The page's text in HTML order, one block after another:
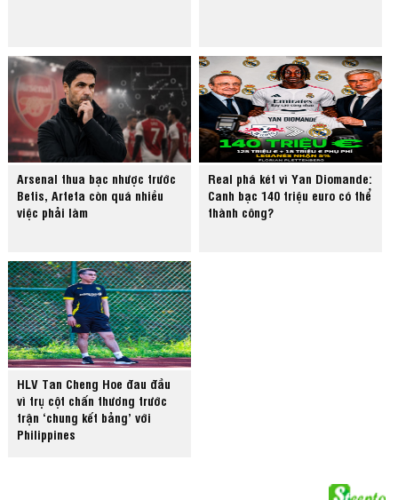
Arsenal thua bạc nhược trước
Betis, Arteta còn quá nhiều
việc phải làm
Real phá két vì Yan Diomande:
Canh bạc 140 triệu euro có thể
thành công?
HLV Tan Cheng Hoe đau đầu
vì trụ cột chấn thương trước
trận ‘chung kết bảng’ với
Philippines